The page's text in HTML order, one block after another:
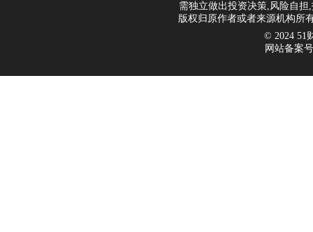
需独立做出投资决策,风险自
版权归原作者或者来源机构所
© 2024 51
网站备案